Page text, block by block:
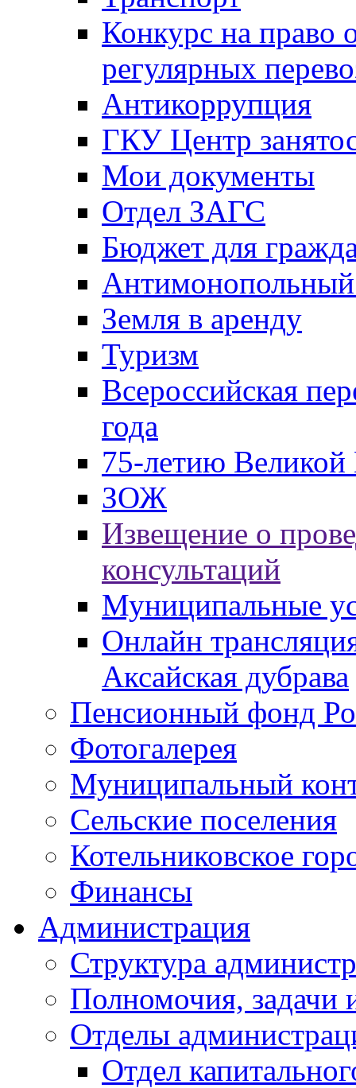
Конкурс на право
регулярных
Антикоррупция
ГКУ Центр
Мои документы
Отдел ЗАГС
Бюджет для
Антимонопольный
Земля в аренду
Туризм
Всероссийская
года
75-летию
ЗОЖ
Извещение о
консультаций
Муниципальные
Онлайн
Аксайская дубрава
Пенсионный фонд
Фотогалерея
Муниципальный
Сельские поселения
Котельниковское
Финансы
Администрация
Структура
Полномочия, задачи
Отделы
Отдел